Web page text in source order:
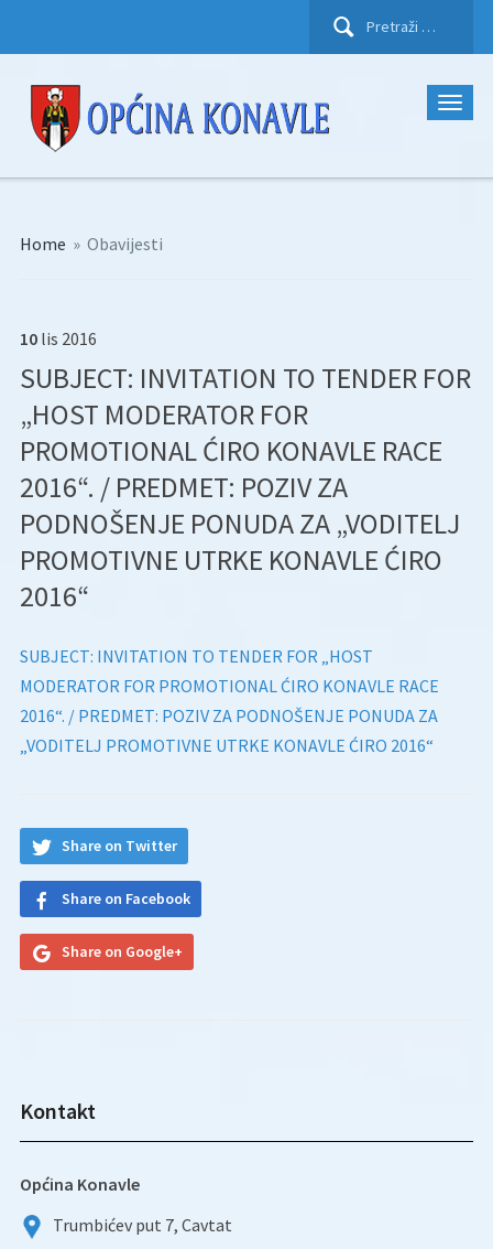
Pretraži:
Home » Obavijesti
10 lis 2016
SUBJECT: INVITATION TO TENDER FOR
„HOST MODERATOR FOR
PROMOTIONAL ĆIRO KONAVLE RACE
2016“. / PREDMET: POZIV ZA
PODNOŠENJE PONUDA ZA „VODITELJ
PROMOTIVNE UTRKE KONAVLE ĆIRO
2016“
SUBJECT: INVITATION TO TENDER FOR „HOST
MODERATOR FOR PROMOTIONAL ĆIRO KONAVLE RACE
2016“. / PREDMET: POZIV ZA PODNOŠENJE PONUDA ZA
„VODITELJ PROMOTIVNE UTRKE KONAVLE ĆIRO 2016“
Share on Twitter
Share on Facebook
Share on Google+
Kontakt
Općina Konavle
Trumbićev put 7, Cavtat